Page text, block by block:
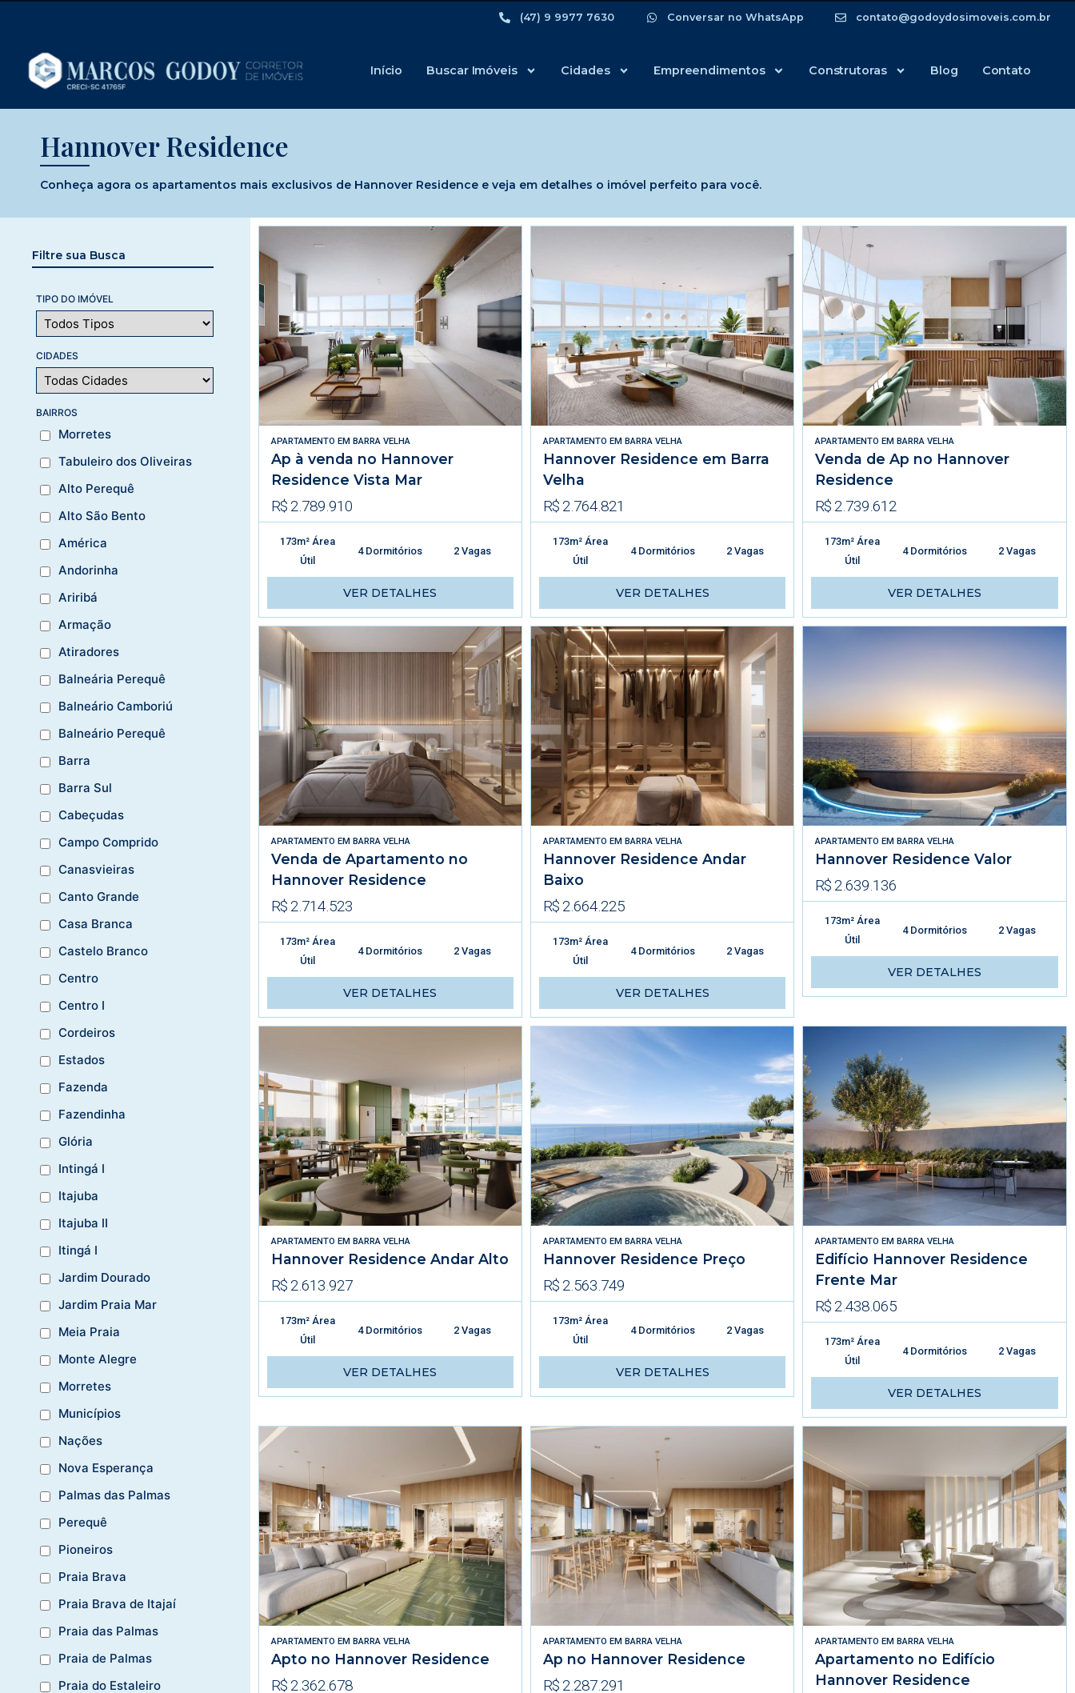
(47) 9 9977 7630 Conversar no WhatsApp contato@godoydosimoveis.com.br
Início Buscar Imóveis Cidades Empreendimentos Construtoras Blog Contato
Hannover Residence
Conheça agora os apartamentos mais exclusivos de Hannover Residence e veja em detalhes o imóvel perfeito para você.
Filtre sua Busca
TIPO DO IMÓVEL
CIDADES
BAIRROS
Morretes
Tabuleiro dos Oliveiras
Alto Perequê
Alto São Bento
América
Andorinha
Ariribá
Armação
Atiradores
Balneária Perequê
Balneário Camboriú
Balneário Perequê
Barra
Barra Sul
Cabeçudas
Campo Comprido
Canasvieiras
Canto Grande
Casa Branca
Castelo Branco
Centro
Centro I
Cordeiros
Estados
Fazenda
Fazendinha
Glória
Intingá I
Itajuba
Itajuba II
Itingá I
Jardim Dourado
Jardim Praia Mar
Meia Praia
Monte Alegre
Morretes
Municípios
Nações
Nova Esperança
Palmas das Palmas
Perequê
Pioneiros
Praia Brava
Praia Brava de Itajaí
Praia das Palmas
Praia de Palmas
Praia do Estaleiro
APARTAMENTO EM BARRA VELHA
Ap à venda no Hannover
Residence Vista Mar
R$ 2.789.910
173m² Área
Útil
4 Dormitórios 2 Vagas
VER DETALHES
APARTAMENTO EMBARRA VELHA
Hannover Residence em Barra
Velha
R$ 2.764.821
173m² Área
Útil
4 Dormitórios 2 Vagas
VER DETALHES
APARTAMENTO EMBARRA VELHA
Venda de Ap no Hannover
Residence
R$ 2.739.612
173m² Área
Útil
4 Dormitórios 2 Vagas
VER DETALHES
APARTAMENTO EM BARRA VELHA
Venda de Apartamento no
Hannover Residence
R$ 2.714.523
173m² Área
Útil
4 Dormitórios 2 Vagas
VER DETALHES
APARTAMENTO EMBARRA VELHA
Hannover Residence Andar
Baixo
R$ 2.664.225
173m² Área
Útil
4 Dormitórios 2 Vagas
VER DETALHES
APARTAMENTO EMBARRA VELHA
Hannover Residence Valor
R$ 2.639.136
173m² Área
Útil
4 Dormitórios 2 Vagas
VER DETALHES
APARTAMENTO EM BARRA VELHA
Hannover Residence Andar Alto
R$ 2.613.927
173m² Área
Útil
4 Dormitórios 2 Vagas
VER DETALHES
APARTAMENTO EMBARRA VELHA
Hannover Residence Preço
R$ 2.563.749
173m² Área
Útil
4 Dormitórios 2 Vagas
VER DETALHES
APARTAMENTO EMBARRA VELHA
Edifício Hannover Residence
Frente Mar
R$ 2.438.065
173m² Área
Útil
4 Dormitórios 2 Vagas
VER DETALHES
APARTAMENTO EM BARRA VELHA
Apto no Hannover Residence
R$ 2.362.678
APARTAMENTO EMBARRA VELHA
Ap no Hannover Residence
R$ 2.287.291
APARTAMENTO EMBARRA VELHA
Apartamento no Edifício
Hannover Residence